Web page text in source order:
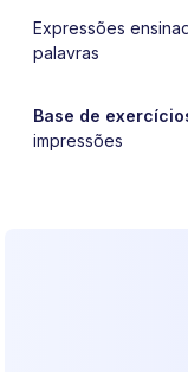
Expressões
palavras
Base de
impressões